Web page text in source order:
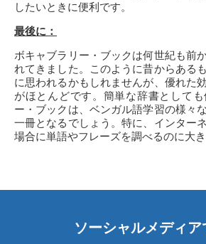
したいときに便利です。
最後に：
ボキャブラリー・ブックは何世紀も前
れてきました。このように昔からある
に思われるかもしれませんが、優れた
がほとんどです。簡単な辞書として
ー・ブックは、ベンガル語学習の様々
一冊となるでしょう。特に、インター
場合に単語やフレーズを調べるのに大
ソーシャルメディア